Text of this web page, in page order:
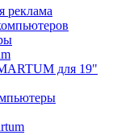
реклама
для 19"